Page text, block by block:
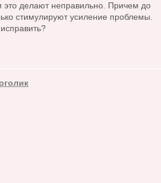
делают неправильно. Причем до
стимулируют усиление проблемы.